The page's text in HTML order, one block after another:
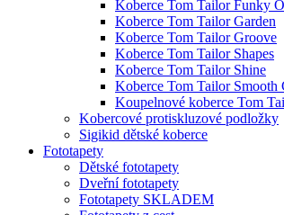
Koberce Tom Tailor Funky
Koberce Tom Tailor Garden
Koberce Tom Tailor Groove
Koberce Tom Tailor Shapes
Koberce Tom Tailor Shine
Koberce Tom Tailor Smooth
Koupelnové koberce Tom
Kobercové protiskluzové podložky
Sigikid dětské koberce
Fototapety
Dětské fototapety
Dveřní fototapety
Fototapety SKLADEM